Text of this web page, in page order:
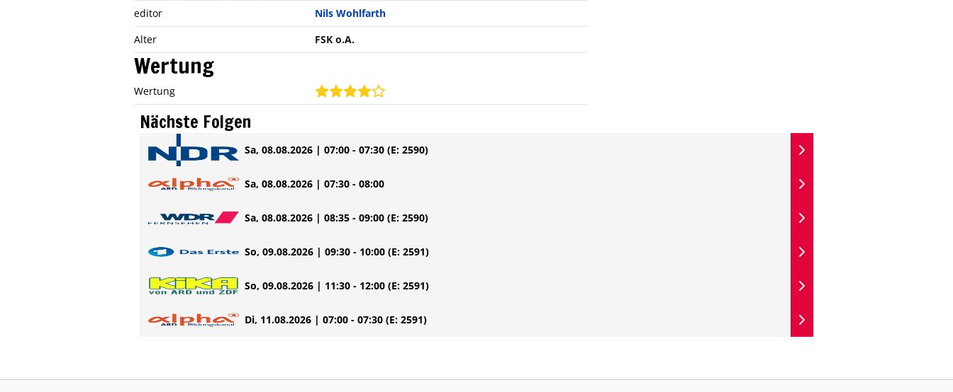
editor
Nils Wohlfarth
Alter
FSK o.A.
Wertung
Wertung
Nächste Folgen
Sa, 08.08.2026 | 07:00 - 07:30 (E: 2590)
Sa, 08.08.2026 | 07:30 - 08:00
Sa, 08.08.2026 | 08:35 - 09:00 (E: 2590)
So, 09.08.2026 | 09:30 - 10:00 (E: 2591)
So, 09.08.2026 | 11:30 - 12:00 (E: 2591)
Di, 11.08.2026 | 07:00 - 07:30 (E: 2591)